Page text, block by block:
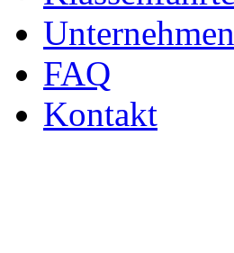
Unternehmen
FAQ
Kontakt